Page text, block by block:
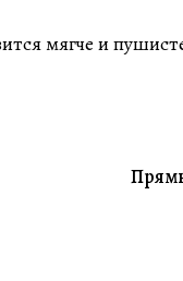
мягче и